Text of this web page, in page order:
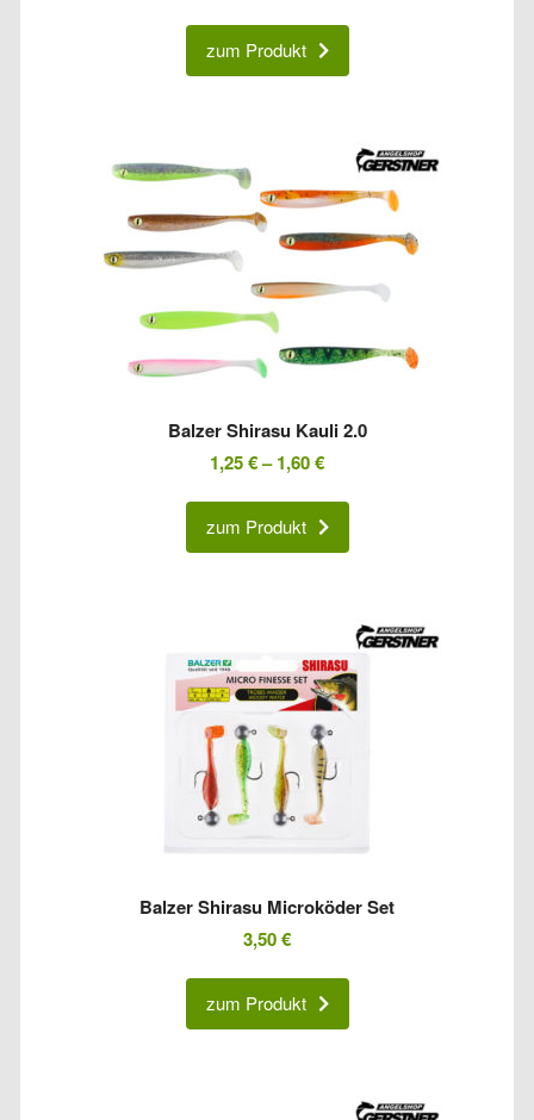
zum Produkt
Balzer Shirasu Kauli 2.0
1,25€–1,60€
zum Produkt
Balzer Shirasu Microköder Set
3,50€
zum Produkt